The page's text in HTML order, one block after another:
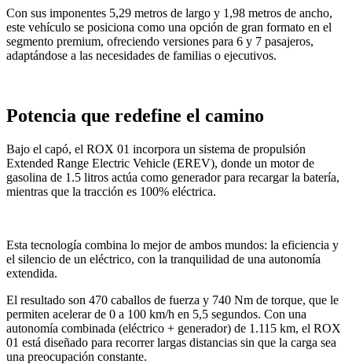
Con sus imponentes 5,29 metros de largo y 1,98 metros de ancho,
este vehículo se posiciona como una opción de gran formato en el
segmento premium, ofreciendo versiones para 6 y 7 pasajeros,
adaptándose a las necesidades de familias o ejecutivos.
Potencia que redefine el camino
Bajo el capó, el ROX 01 incorpora un sistema de propulsión
Extended Range Electric Vehicle (EREV), donde un motor de
gasolina de 1.5 litros actúa como generador para recargar la batería,
mientras que la tracción es 100% eléctrica.
Esta tecnología combina lo mejor de ambos mundos: la eficiencia y
el silencio de un eléctrico, con la tranquilidad de una autonomía
extendida.
El resultado son 470 caballos de fuerza y 740 Nm de torque, que le
permiten acelerar de 0 a 100 km/h en 5,5 segundos. Con una
autonomía combinada (eléctrico + generador) de 1.115 km, el ROX
01 está diseñado para recorrer largas distancias sin que la carga sea
una preocupación constante.